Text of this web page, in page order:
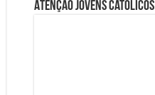
Atenção Jovens Católicos